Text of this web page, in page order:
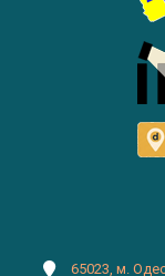
65023, м.